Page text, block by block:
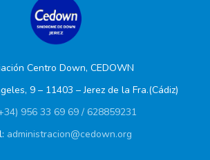
Centro Down, CEDOWN
9 – 11403 – Jerez de la Fra.(Cádiz)
956 33 69 69 / 628859231
administracion@cedown.org